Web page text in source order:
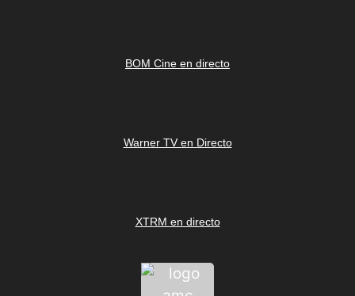
BOM Cine en directo
Warner TV en Directo
XTRM en directo